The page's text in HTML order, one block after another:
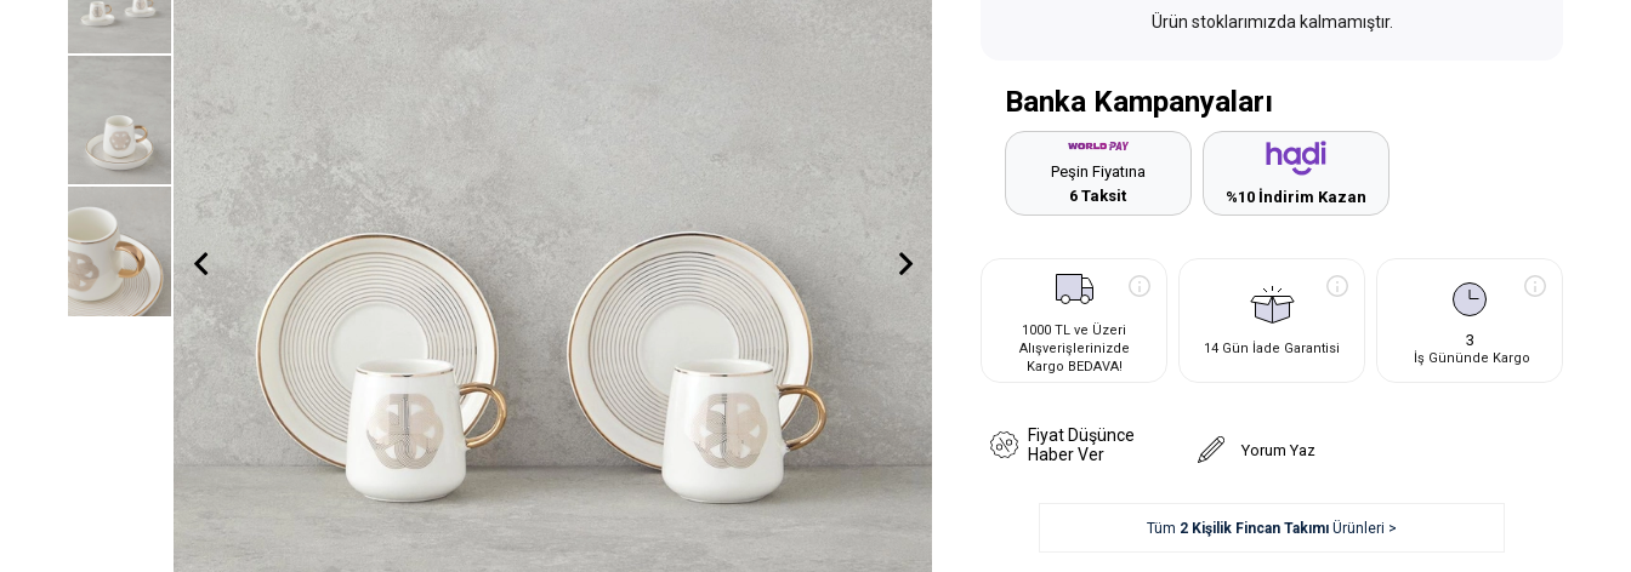
Ürün stoklarımızda kalmamıştır.
Banka Kampanyaları
Peşin Fiyatına
6 Taksit
%10 İndirim Kazan
1000 TL ve Üzeri
Alışverişlerinizde
Kargo BEDAVA!
14 Gün İade Garantisi 3
İş Gününde Kargo
Fiyat Düşünce
Haber Ver
Yorum Yaz
Tüm 2 Kişilik Fincan Takımı Ürünleri >